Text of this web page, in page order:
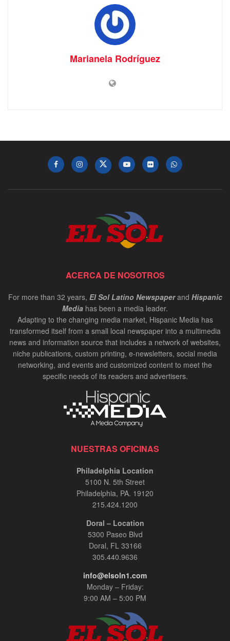
Marianela Rodríguez
ACERCA DE NOSOTROS
For more than 32 years, El Sol Latino Newspaperand Hispanic
Media has been a media leader.
Adapting to the changing media market, Hispanic Media has
transformed itself from a small local newspaper into a multimedia
news and information source that includes a network of websites,
niche publications, custom printing, e-newsletters, social media
networking, and events and customized content to meet the
specific needs of its readers and advertisers.
NUESTRAS OFICINAS
Philadelphia Location
5100 N. 5th Street
Philadelphia, PA. 19120
215.424.1200
Doral – Location
5300 Paseo Blvd
Doral, FL 33166
305.440.9636
info@elsoln1.com
Monday – Friday:
9:00 AM – 5:00 PM